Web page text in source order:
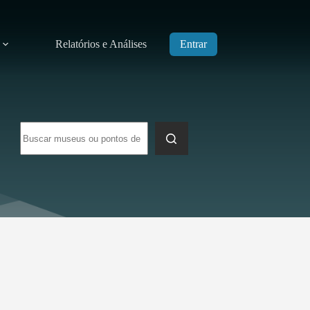
Relatórios e Análises Entrar
resultados